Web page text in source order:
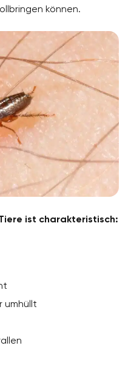
können.
ist charakteristisch:
umhüllt